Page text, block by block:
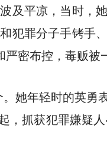
及平凉，当时，
犯罪分子手铐手
严密布控，毒贩
她年轻时的英勇
抓获犯罪嫌疑